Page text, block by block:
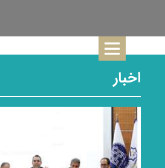
دانشگاه قم
اخبار